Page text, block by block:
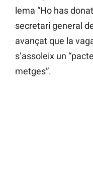
lema “Ho has
secretari general
avançat que la
s’assoleix un
metges”.